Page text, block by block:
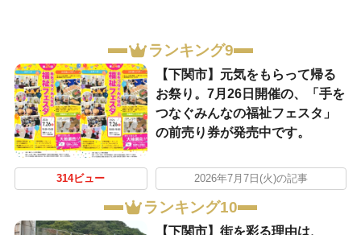
ランキング9
【下関市】元気をもらって帰る
お祭り。7月26日開催の、「手を
つなぐみんなの福祉フェスタ」
の前売り券が発売中です。
314ビュー 2026年7月7日(火)の記事
ランキング10
【下関市】街を彩る理由は、